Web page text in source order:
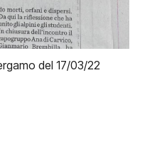
del 17/03/22